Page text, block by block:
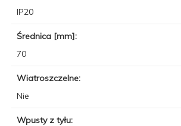
IP20
Średnica [mm]:
70
Wiatroszczelne:
Nie
Wpusty z tyłu: